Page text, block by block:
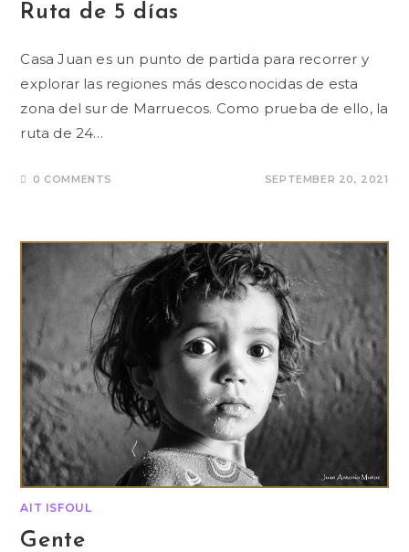
Ruta de 5 días
Casa Juan es un punto de partida para recorrer y
explorar las regiones más desconocidas de esta
zona del sur de Marruecos. Como prueba de ello, la
ruta de 24…
0 COMMENTS SEPTEMBER 20, 2021
AIT ISFOUL
Gente